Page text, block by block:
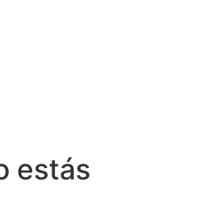
estás